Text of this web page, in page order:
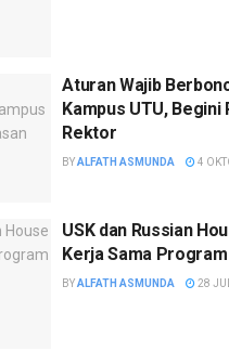
Aturan Wajib
Kampus UTU, Begini
Rektor
BYALFATH ASMUNDA 4
USK dan Russian
Kerja Sama
BYALFATH ASMUNDA 28